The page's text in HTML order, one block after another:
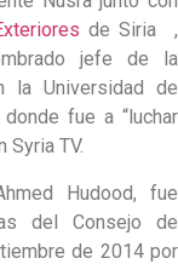
de Siria ,
jefe de la
la Universidad de
fue a “luchar
Syria TV.
Hudood, fue
del Consejo de
de 2014 por